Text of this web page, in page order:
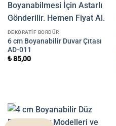
DEKORATIF BORDÜR
6 cm Boyanabilir Duvar Çıtası
AD-011
₺85,00